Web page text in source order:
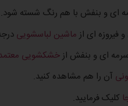
ای و بنفش با هم رنگ شسته شود.
ای از ماشین لباسشویی درجه
ای و بنفش ازخشکشویی
آن را هم مشاهده کنید.
کلیک فرمایید.